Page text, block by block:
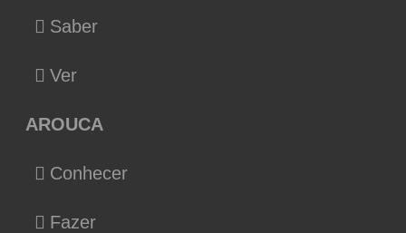
Saber
Ver
AROUCA
Conhecer
Fazer